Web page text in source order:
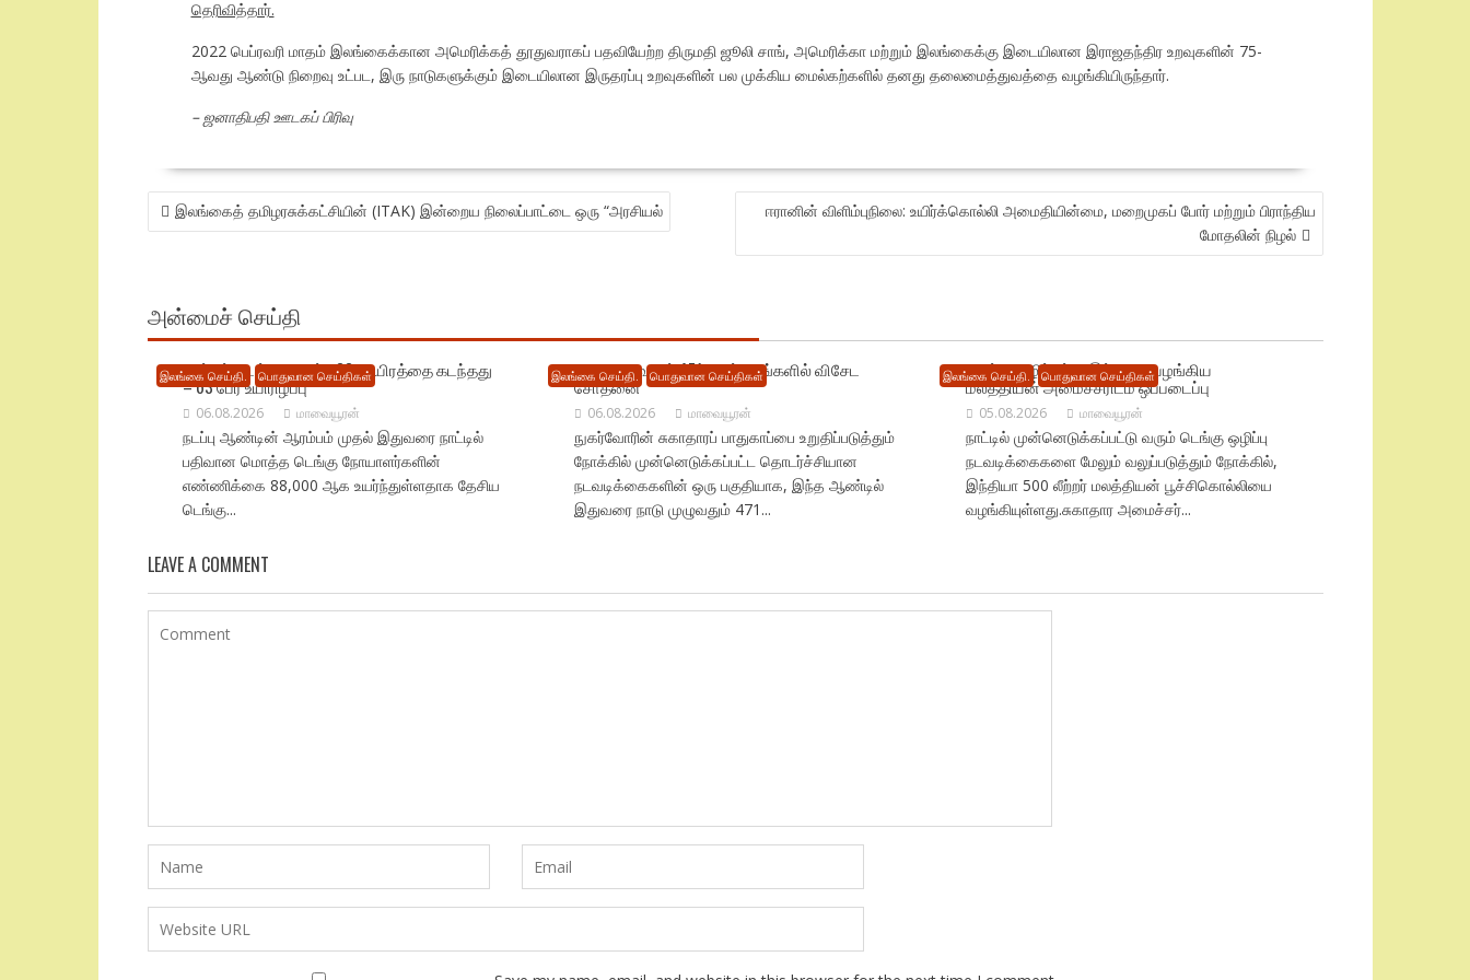
தெரிவித்தார்.
2022 பெப்ரவரி மாதம் இலங்கைக்கான அமெரிக்கத் தூதுவராகப் பதவியேற்ற திருமதி ஜூலி சாங், அமெரிக்கா மற்றும் இலங்கைக்கு இடையிலான இராஜதந்திர உறவுகளின் 75-
ஆவது ஆண்டு நிறைவு உட்பட, இரு நாடுகளுக்கும் இடையிலான இருதரப்பு உறவுகளின் பல முக்கிய மைல்கற்களில் தனது தலைமைத்துவத்தை வழங்கியிருந்தார்.
– ஜனாதிபதி ஊடகப் பிரிவு
POST
NAVIGATION
இலங்கைத் தமிழரசுக்கட்சியின் (ITAK) இன்றைய நிலைப்பாட்டை ஒரு “அரசியல்
ஈரானின் விளிம்புநிலை: உயிர்க்கொல்லி அமைதியின்மை, மறைமுகப் போர் மற்றும் பிராந்திய
மோதலின் நிழல்
அன்மைச் செய்தி
இலங்கை செய்தி. பொதுவான செய்திகள்
நாட்டில் டெங்கு பாதிப்பு 88 ஆயிரத்தை கடந்தது
– 63 பேர் உயிரிழப்பு
06.08.2026 மாவையூரன்
நடப்பு ஆண்டின் ஆரம்பம் முதல் இதுவரை நாட்டில்
பதிவான மொத்த டெங்கு நோயாளர்களின்
எண்ணிக்கை 88,000 ஆக உயர்ந்துள்ளதாக தேசிய
டெங்கு...
இலங்கை செய்தி. பொதுவான செய்திகள்
நாடு முழுவதும் 471 மருந்தகங்களில் விசேட
சோதனை
06.08.2026 மாவையூரன்
நுகர்வோரின் சுகாதாரப் பாதுகாப்பை உறுதிப்படுத்தும்
நோக்கில் முன்னெடுக்கப்பட்ட தொடர்ச்சியான
நடவடிக்கைகளின் ஒரு பகுதியாக, இந்த ஆண்டில்
இதுவரை நாடு முழுவதும் 471...
இலங்கை செய்தி. பொதுவான செய்திகள்
டெங்கு ஒழிப்புக்கு இந்தியா வழங்கிய
மலத்தியன் அமைச்சரிடம் ஒப்படைப்பு
05.08.2026 மாவையூரன்
நாட்டில் முன்னெடுக்கப்பட்டு வரும் டெங்கு ஒழிப்பு
நடவடிக்கைகளை மேலும் வலுப்படுத்தும் நோக்கில்,
இந்தியா 500 லீற்றர் மலத்தியன் பூச்சிகொல்லியை
வழங்கியுள்ளது.சுகாதார அமைச்சர்...
LEAVE A COMMENT